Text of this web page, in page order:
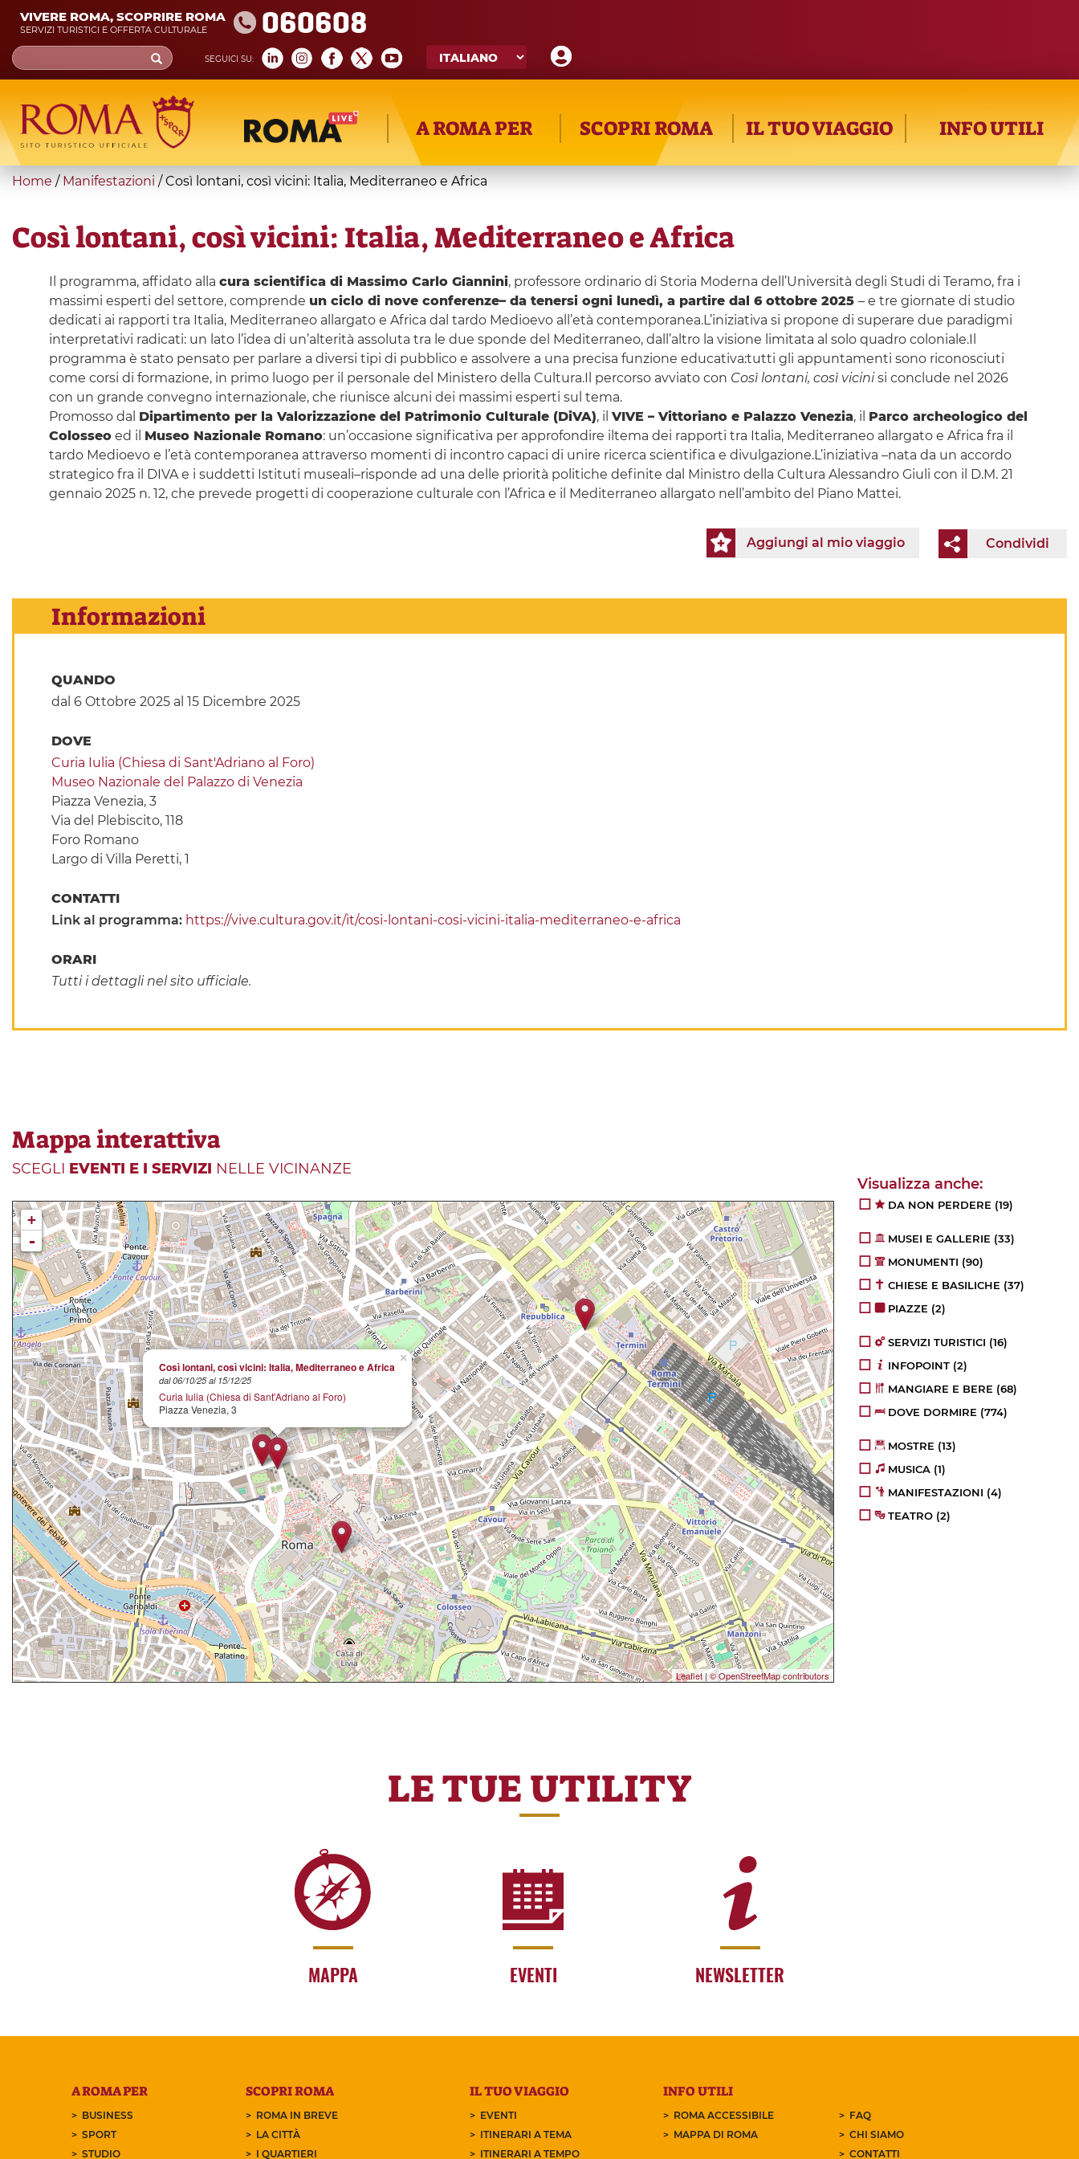
Skip
main
content
VIVERE ROMA, SCOPRIRE ROMA
SERVIZI TURISTICI E OFFERTA CULTURALE 060608
SEGUICI SU:
Search
form
Cerca
A ROMA PER SCOPRI ROMA IL TUO VIAGGIO INFO UTILI
You
here
Home / Manifestazioni /Così lontani, così vicini: Italia, Mediterraneo e Africa
Così lontani, così vicini: Italia, Mediterraneo e Africa
Il programma, affidato alla cura scientifica di Massimo Carlo Giannini, professore ordinario di Storia Moderna dell’Università degli Studi di Teramo, fra i
massimi esperti del settore, comprende un ciclo di nove conferenze– da tenersi ogni lunedì, a partire dal 6 ottobre 2025 – e tre giornate di studio
dedicati ai rapporti tra Italia, Mediterraneo allargato e Africa dal tardo Medioevo all’età contemporanea.L’iniziativa si propone di superare due paradigmi
interpretativi radicati: un lato l’idea di un’alterità assoluta tra le due sponde del Mediterraneo, dall’altro la visione limitata al solo quadro coloniale.Il
programma è stato pensato per parlare a diversi tipi di pubblico e assolvere a una precisa funzione educativa:tutti gli appuntamenti sono riconosciuti
come corsi di formazione, in primo luogo per il personale del Ministero della Cultura.Il percorso avviato con Così lontani, così vicinisi conclude nel 2026
con un grande convegno internazionale, che riunisce alcuni dei massimi esperti sul tema.
Promosso dal Dipartimento per la Valorizzazione del Patrimonio Culturale (DiVA), il VIVE – Vittoriano e Palazzo Venezia, il Parco archeologico del
Colosseoed il Museo Nazionale Romano: un’occasione significativa per approfondire iltema dei rapporti tra Italia, Mediterraneo allargato e Africa fra il
tardo Medioevo e l’età contemporanea attraverso momenti di incontro capaci di unire ricerca scientifica e divulgazione.L’iniziativa –nata da un accordo
strategico fra il DIVA e i suddetti Istituti museali–risponde ad una delle priorità politiche definite dal Ministro della Cultura Alessandro Giuli con il D.M. 21
gennaio 2025 n. 12, che prevede progetti di cooperazione culturale con l’Africa e il Mediterraneo allargato nell’ambito del Piano Mattei.
Condividi
Aggiungi al mio viaggio
Informazioni
QUANDO
dal 6 Ottobre 2025al 15 Dicembre 2025
DOVE
Curia Iulia (Chiesa di Sant'Adriano al Foro)
Museo Nazionale del Palazzo di Venezia
Piazza Venezia, 3
Via del Plebiscito, 118
Foro Romano
Largo di Villa Peretti, 1
CONTATTI
Link al programma: https://vive.cultura.gov.it/it/cosi-lontani-cosi-vicini-italia-mediterraneo-e-africa
ORARI
Tutti i dettagli nel sito ufficiale.
Mappa interattiva
SCEGLI EVENTI E I SERVIZI NELLE VICINANZE
×
Così lontani, così vicini: Italia, Mediterraneo e Africa
dal 06/10/25 al 15/12/25
Curia Iulia (Chiesa di Sant'Adriano al Foro)
Piazza Venezia, 3
+
-
Leaflet|© OpenStreetMap contributors
DA NON PERDERE (19)
MUSEI E GALLERIE (33)
MONUMENTI (90)
CHIESE E BASILICHE (37)
PIAZZE (2)
SERVIZI TURISTICI (16)
INFOPOINT (2)
MANGIARE E BERE (68)
DOVE DORMIRE (774)
MOSTRE (13)
MUSICA (1)
MANIFESTAZIONI (4)
TEATRO (2)
LE TUE UTILITY
MAPPA EVENTI NEWSLETTER
A ROMA PER
BUSINESS
SPORT
STUDIO
SCOPRI ROMA
ROMA IN BREVE
LA CITTÀ
I QUARTIERI
IL TUO VIAGGIO
EVENTI
ITINERARI A TEMA
ITINERARI A TEMPO
INFO UTILI
ROMA ACCESSIBILE
MAPPA DI ROMA
FAQ
CHI SIAMO
CONTATTI